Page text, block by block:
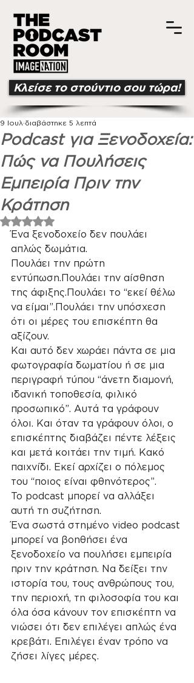
Κλείσε το στούντιο σου τώρα!
Podcast για Ξενοδοχεία:
Πώς να Πουλήσεις
Εμπειρία Πριν την
Κράτηση
9 Ιουλ διαβάστηκε 5 λεπτά
Βαθμολογήθηκε με NaN από 5 αστέρια.
Ένα ξενοδοχείο δεν πουλάει
απλώς δωμάτια.
Πουλάει την πρώτη
εντύπωση.Πουλάει την αίσθηση
της άφιξης.Πουλάει το “εκεί θέλω
να είμαι”.Πουλάει την υπόσχεση
ότι οι μέρες του επισκέπτη θα
αξίζουν.
Και αυτό δεν χωράει πάντα σε μια
φωτογραφία δωματίου ή σε μια
περιγραφή τύπου “άνετη διαμονή,
ιδανική τοποθεσία, φιλικό
προσωπικό”. Αυτά τα γράφουν
όλοι. Και όταν τα γράφουν όλοι, ο
επισκέπτης διαβάζει πέντε λέξεις
και μετά κοιτάει την τιμή. Κακό
παιχνίδι. Εκεί αρχίζει ο πόλεμος
του “ποιος είναι φθηνότερος”.
Το podcast μπορεί να αλλάξει
αυτή τη συζήτηση.
Ένα σωστά στημένο video podcast
μπορεί να βοηθήσει ένα
ξενοδοχείο να πουλήσει εμπειρία
πριν την κράτηση. Να δείξει την
ιστορία του, τους ανθρώπους του,
την περιοχή, τη φιλοσοφία του και
όλα όσα κάνουν τον επισκέπτη να
νιώσει ότι δεν επιλέγει απλώς ένα
κρεβάτι. Επιλέγει έναν τρόπο να
ζήσει λίγες μέρες.